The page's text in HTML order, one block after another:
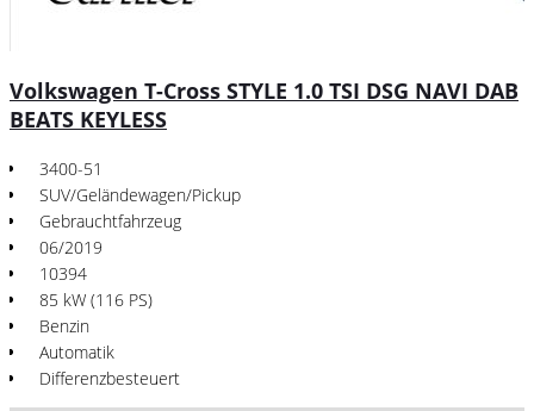
Volkswagen T-Cross STYLE 1.0 TSI DSG NAVI DAB
BEATS KEYLESS
3400-51
SUV/Geländewagen/Pickup
Gebrauchtfahrzeug
06/2019
10394
85 kW (116 PS)
Benzin
Automatik
Differenzbesteuert